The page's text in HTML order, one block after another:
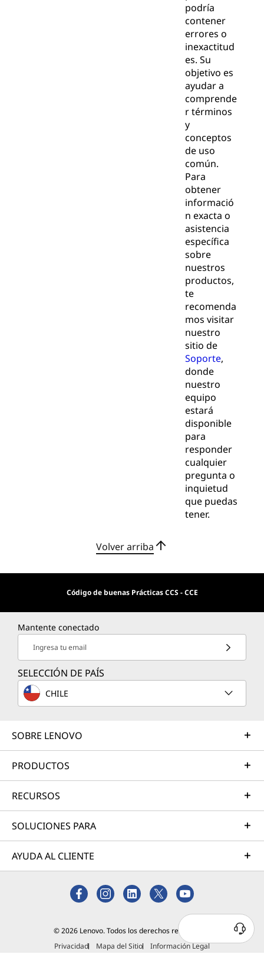
podría
contener
errores o
inexactitud
es. Su
objetivo es
ayudar a
comprende
r términos
y
conceptos
de uso
común.
Para
obtener
informació
n exacta o
asistencia
específica
sobre
nuestros
productos,
te
recomenda
mos visitar
nuestro
sitio de
Soporte,
donde
nuestro
equipo
estará
disponible
para
responder
cualquier
pregunta o
inquietud
que puedas
tener.
Volver arriba
Código de buenas Prácticas CCS - CCE
Mantente conectado
Ingresa tu email
SELECCIÓN DE PAÍS
CHILE
SOBRE LENOVO
PRODUCTOS
RECURSOS
SOLUCIONES PARA
AYUDA AL CLIENTE
© 2026 Lenovo. Todos los derechos reservados.
Privacidad
Mapa del Sitio Información Legal